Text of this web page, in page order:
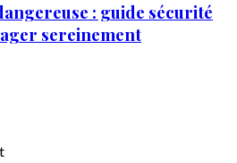
: guide sécurité
sereinement